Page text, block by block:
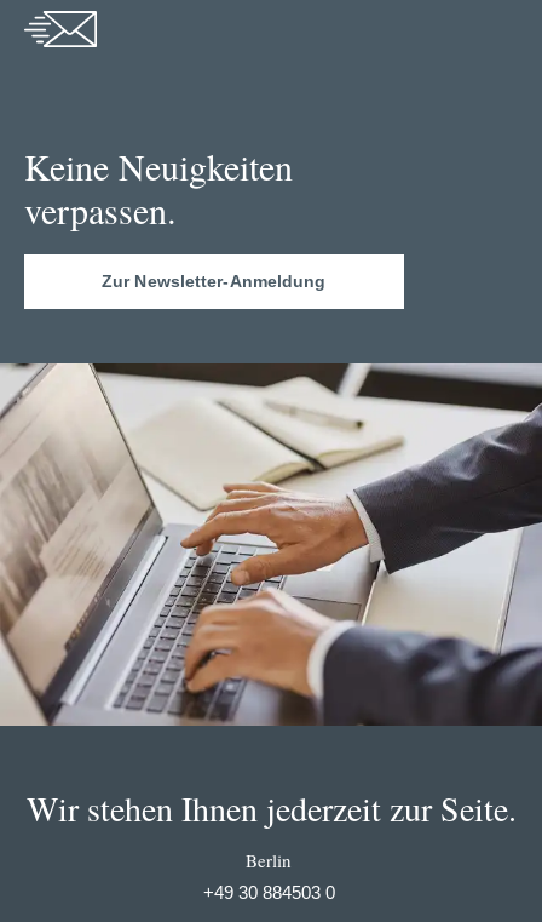
Keine Neuigkeiten
verpassen.
Zur Newsletter-Anmeldung
Wir stehen Ihnen jederzeit zur Seite.
Berlin
+49 30 884503 0